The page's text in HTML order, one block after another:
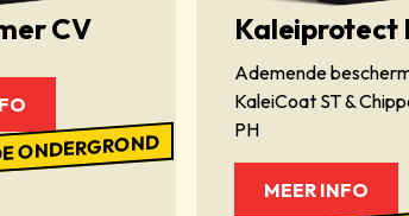
CV
ONDERGROND
Kaleiprotect
Ademende
KaleiCoat ST &
PH
MEER INFO